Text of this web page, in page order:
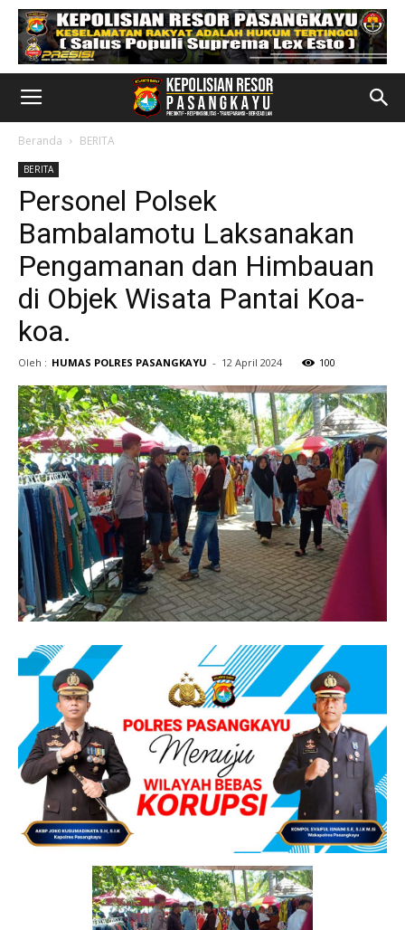
Beranda BERITA
BERITA
Personel Polsek
Bambalamotu Laksanakan
Pengamanan dan Himbauan
di Objek Wisata Pantai Koa-
koa.
Oleh : HUMAS POLRES PASANGKAYU - 12 April 2024 100